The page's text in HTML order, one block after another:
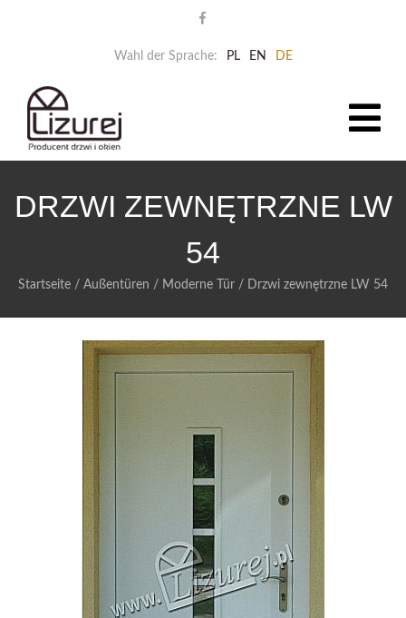
Wahl der Sprache: PL EN DE
DRZWI ZEWNĘTRZNE LW
54
Startseite / Außentüren / Moderne Tür / Drzwi zewnętrzne LW 54